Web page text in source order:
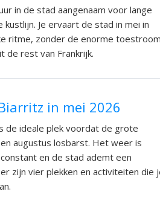
in de stad aangenaam voor lange
kustlijn. Je ervaart de stad in mei in
ritme, zonder de enorme
de rest van Frankrijk.
in mei 2026
de ideale plek voordat de grote
augustus losbarst. Het weer is
en de stad ademt een
zijn vier plekken en activiteiten die